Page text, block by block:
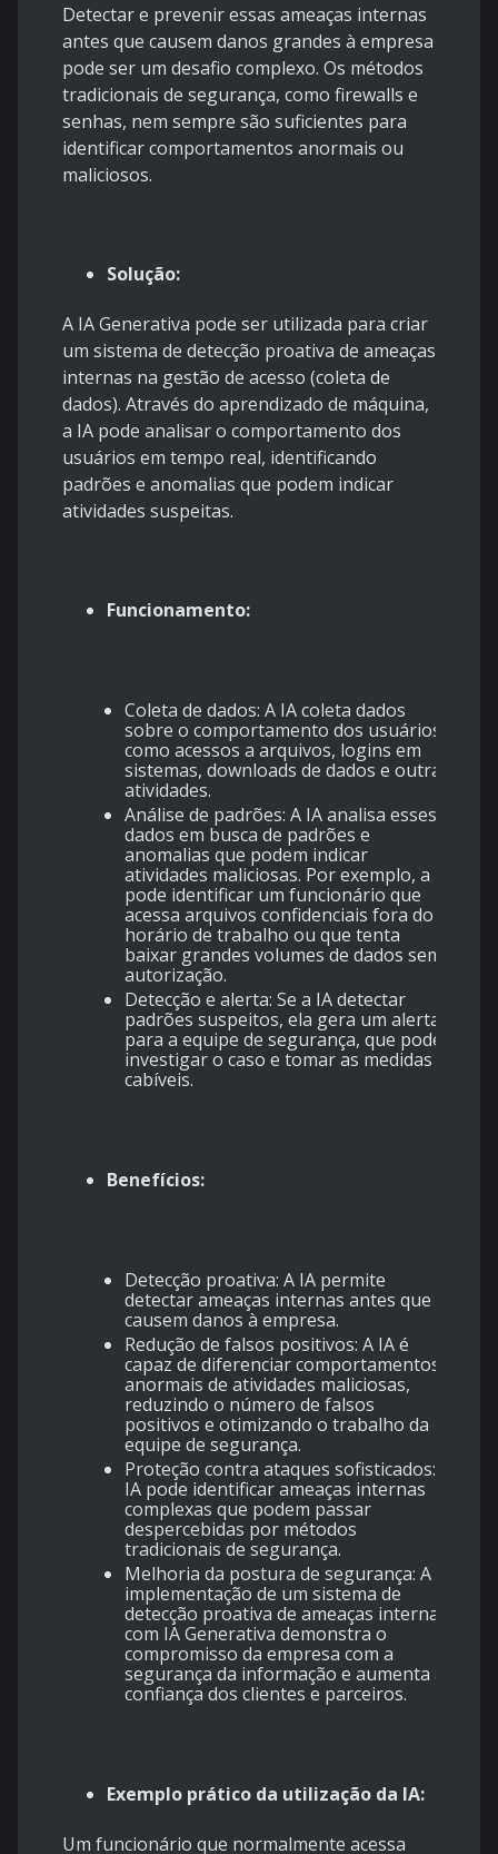
Detectar e prevenir essas ameaças internas
antes que causem danos grandes à empresa
pode ser um desafio complexo. Os métodos
tradicionais de segurança, como firewalls e
senhas, nem sempre são suficientes para
identificar comportamentos anormais ou
maliciosos.
Solução:
A IA Generativa pode ser utilizada para criar
um sistema de detecção proativa de ameaças
internas na gestão de acesso (coleta de
dados). Através do aprendizado de máquina,
a IA pode analisar o comportamento dos
usuários em tempo real, identificando
padrões e anomalias que podem indicar
atividades suspeitas.
Funcionamento:
Coleta de dados: A IA coleta dados
sobre o comportamento dos usuários,
como acessos a arquivos, logins em
sistemas, downloads de dados e outras
atividades.
Análise de padrões: A IA analisa esses
dados em busca de padrões e
anomalias que podem indicar
atividades maliciosas. Por exemplo, a IA
pode identificar um funcionário que
acessa arquivos confidenciais fora do
horário de trabalho ou que tenta
baixar grandes volumes de dados sem
autorização.
Detecção e alerta: Se a IA detectar
padrões suspeitos, ela gera um alerta
para a equipe de segurança, que pode
investigar o caso e tomar as medidas
cabíveis.
Benefícios:
Detecção proativa: A IA permite
detectar ameaças internas antes que
causem danos à empresa.
Redução de falsos positivos: A IA é
capaz de diferenciar comportamentos
anormais de atividades maliciosas,
reduzindo o número de falsos
positivos e otimizando o trabalho da
equipe de segurança.
Proteção contra ataques sofisticados: A
IA pode identificar ameaças internas
complexas que podem passar
despercebidas por métodos
tradicionais de segurança.
Melhoria da postura de segurança: A
implementação de um sistema de
detecção proativa de ameaças internas
com IA Generativa demonstra o
compromisso da empresa com a
segurança da informação e aumenta a
confiança dos clientes e parceiros.
Exemplo prático da utilização da IA:
Um funcionário que normalmente acessa